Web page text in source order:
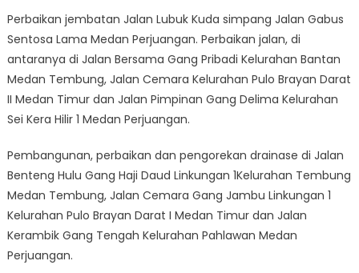
Perbaikan jembatan Jalan Lubuk Kuda simpang Jalan Gabus
Sentosa Lama Medan Perjuangan. Perbaikan jalan, di
antaranya di Jalan Bersama Gang Pribadi Kelurahan Bantan
Medan Tembung, Jalan Cemara Kelurahan Pulo Brayan Darat
II Medan Timur dan Jalan Pimpinan Gang Delima Kelurahan
Sei Kera Hilir 1 Medan Perjuangan.
Pembangunan, perbaikan dan pengorekan drainase di Jalan
Benteng Hulu Gang Haji Daud Linkungan 1Kelurahan Tembung
Medan Tembung, Jalan Cemara Gang Jambu Linkungan 1
Kelurahan Pulo Brayan Darat I Medan Timur dan Jalan
Kerambik Gang Tengah Kelurahan Pahlawan Medan
Perjuangan.